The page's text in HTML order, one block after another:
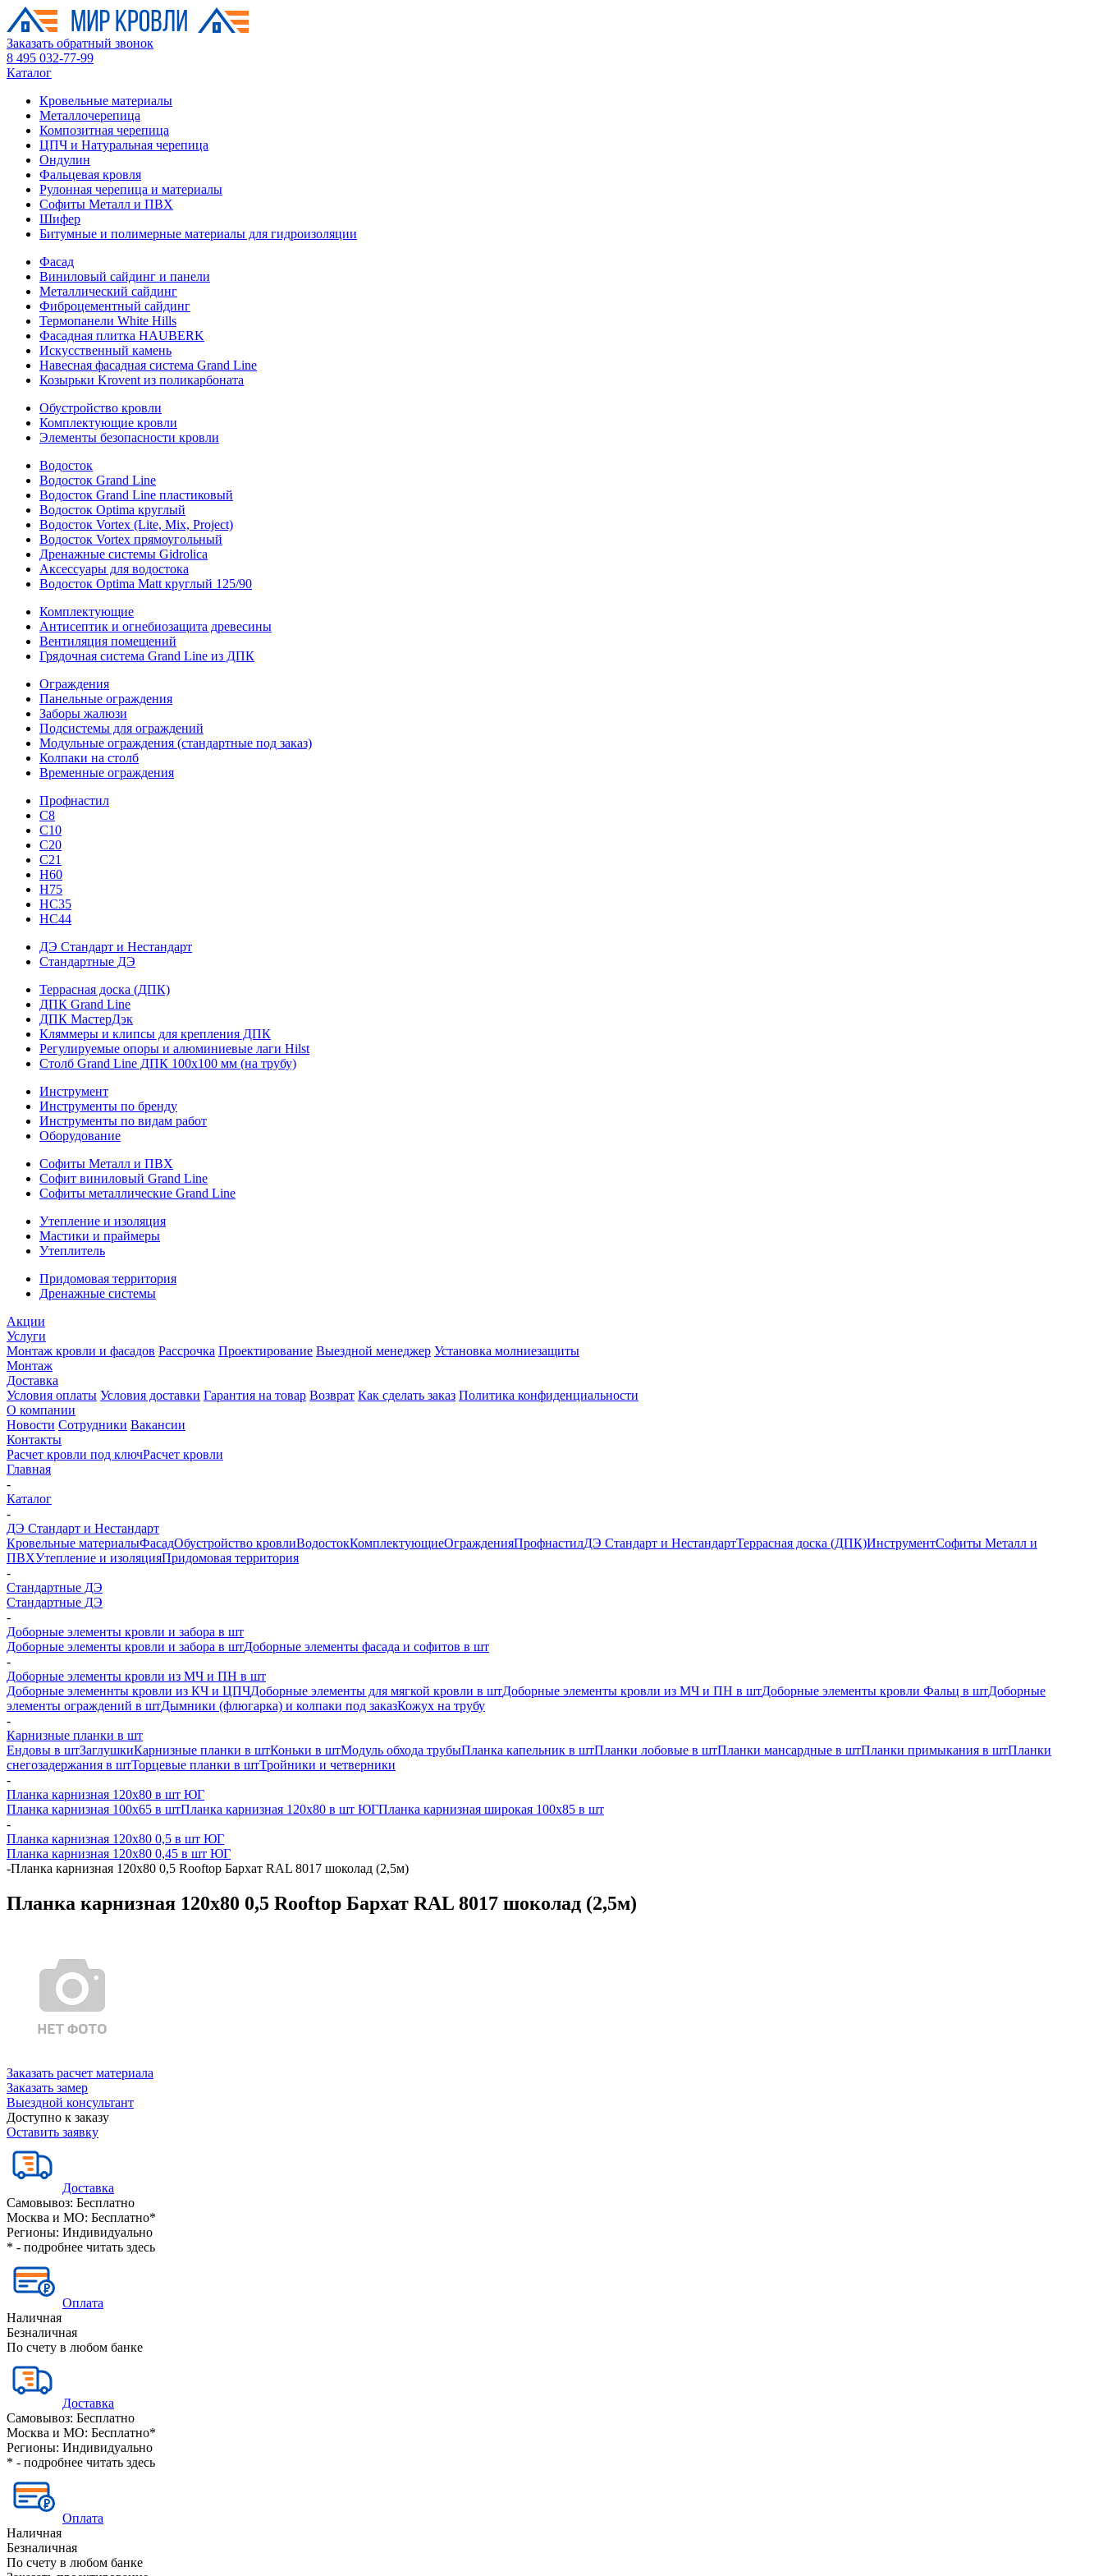
Заказать обратный звонок
8 495 032-77-99
Каталог
Кровельные материалы
Металлочерепица
Композитная черепица
ЦПЧ и Натуральная черепица
Ондулин
Фальцевая кровля
Рулонная черепица и материалы
Софиты Металл и ПВХ
Шифер
Битумные и полимерные материалы для гидроизоляции
Фасад
Виниловый сайдинг и панели
Металлический сайдинг
Фиброцементный сайдинг
Термопанели White Hills
Фасадная плитка HAUBERK
Искусственный камень
Навесная фасадная система Grand Line
Козырьки Krovent из поликарбоната
Обустройство кровли
Комплектующие кровли
Элементы безопасности кровли
Водосток
Водосток Grand Line
Водосток Grand Line пластиковый
Водосток Optima круглый
Водосток Vortex (Lite, Mix, Project)
Водосток Vortex прямоугольный
Дренажные системы Gidrolica
Аксессуары для водостока
Водосток Optima Matt круглый 125/90
Комплектующие
Антисептик и огнебиозащита древесины
Вентиляция помещений
Грядочная система Grand Line из ДПК
Ограждения
Панельные ограждения
Заборы жалюзи
Подсистемы для ограждений
Модульные ограждения (стандартные под заказ)
Колпаки на столб
Временные ограждения
Профнастил
С8
С10
С20
С21
H60
H75
HС35
НС44
ДЭ Стандарт и Нестандарт
Стандартные ДЭ
Террасная доска (ДПК)
ДПК Grand Line
ДПК МастерДэк
Кляммеры и клипсы для крепления ДПК
Регулируемые опоры и алюминиевые лаги Hilst
Столб Grand Line ДПК 100х100 мм (на трубу)
Инструмент
Инструменты по бренду
Инструменты по видам работ
Оборудование
Софиты Металл и ПВХ
Софит виниловый Grand Line
Софиты металлические Grand Line
Утепление и изоляция
Мастики и праймеры
Утеплитель
Придомовая территория
Дренажные системы
Акции
Услуги
Монтаж кровли и фасадов Рассрочка Проектирование Выездной менеджер Установка молниезащиты
Монтаж
Доставка
Условия оплаты Условия доставки Гарантия на товар Возврат Как сделать заказ Политика конфиденциальности
О компании
Новости Сотрудники Вакансии
Контакты
Расчет кровли под ключРасчет кровли
Главная
-
Каталог
-
ДЭ Стандарт и Нестандарт
Кровельные материалыФасадОбустройство кровлиВодостокКомплектующиеОгражденияПрофнастилДЭ Стандарт и НестандартТеррасная доска (ДПК)ИнструментСофиты Металл и
ПВХУтепление и изоляцияПридомовая территория
-
Стандартные ДЭ
Стандартные ДЭ
-
Доборные элементы кровли и забора в шт
Доборные элементы кровли и забора в штДоборные элементы фасада и софитов в шт
-
Доборные элементы кровли из МЧ и ПН в шт
Доборные элеменнты кровли из КЧ и ЦПЧДоборные элементы для мягкой кровли в штДоборные элементы кровли из МЧ и ПН в штДоборные элементы кровли Фальц в штДоборные
элементы ограждений в штДымники (флюгарка) и колпаки под заказКожух на трубу
-
Карнизные планки в шт
Ендовы в штЗаглушкиКарнизные планки в штКоньки в штМодуль обхода трубыПланка капельник в штПланки лобовые в штПланки мансардные в штПланки примыкания в штПланки
снегозадержания в штТорцевые планки в штТройники и четверники
-
Планка карнизная 120х80 в шт ЮГ
Планка карнизная 100х65 в штПланка карнизная 120х80 в шт ЮГПланка карнизная широкая 100х85 в шт
-
Планка карнизная 120х80 0,5 в шт ЮГ
Планка карнизная 120х80 0,45 в шт ЮГ
-Планка карнизная 120х80 0,5 Rooftop Бархат RAL 8017 шоколад (2,5м)
Планка карнизная 120х80 0,5 Rooftop Бархат RAL 8017 шоколад (2,5м)
Заказать расчет материала
Заказать замер
Выездной консультант
Доступно к заказу
Оставить заявку
Доставка
Самовывоз: Бесплатно
Москва и МО: Бесплатно*
Регионы: Индивидуально
* - подробнее читать здесь
Оплата
Наличная
Безналичная
По счету в любом банке
Доставка
Самовывоз: Бесплатно
Москва и МО: Бесплатно*
Регионы: Индивидуально
* - подробнее читать здесь
Оплата
Наличная
Безналичная
По счету в любом банке